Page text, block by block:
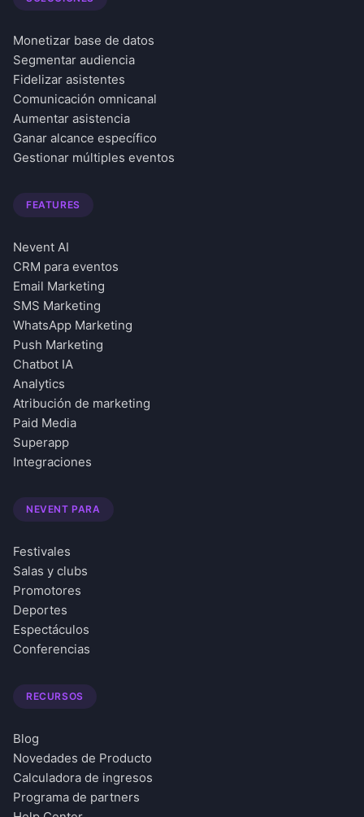
Monetizar base de datos
Segmentar audiencia
Fidelizar asistentes
Comunicación omnicanal
Aumentar asistencia
Ganar alcance específico
Gestionar múltiples eventos
FEATURES
Nevent AI
CRM para eventos
Email Marketing
SMS Marketing
WhatsApp Marketing
Push Marketing
Chatbot IA
Analytics
Atribución de marketing
Paid Media
Superapp
Integraciones
NEVENT PARA
Festivales
Salas y clubs
Promotores
Deportes
Espectáculos
Conferencias
RECURSOS
Blog
Novedades de Producto
Calculadora de ingresos
Programa de partners